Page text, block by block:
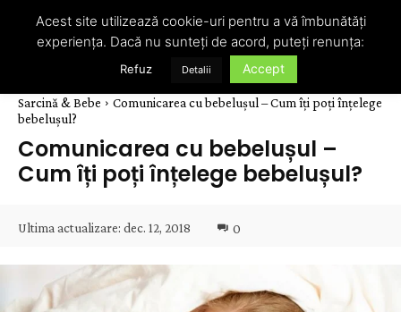
Sarcină & Bebe
Comunicarea cu bebelușul – Cum îți poți înțelege
bebelușul?
Comunicarea cu bebelușul –
Cum îți poți înțelege bebelușul?
Ultima actualizare: dec. 12, 2018 0
Acest site utilizează cookie-uri pentru a vă îmbunătăți
experiența. Dacă nu sunteți de acord, puteți renunța:
Refuz Detalii Accept